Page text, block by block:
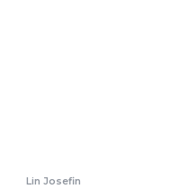
Lin Josefin